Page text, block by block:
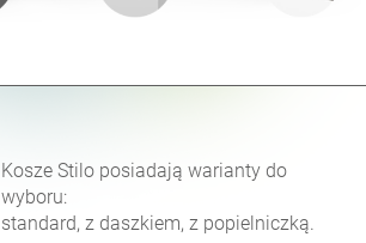
Kosze Stilo posiadają warianty do
wyboru:
standard, z daszkiem, z popielniczką.